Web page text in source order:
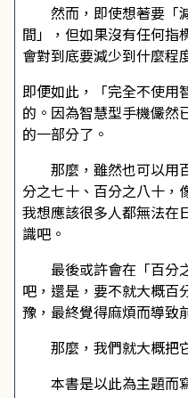
然而，即使想著要「
間」，但如果沒有任何指
會對到底要減少到什麼程
即便如此，「完全不使用
的。因為智慧型手機儼然
的一部分了。
那麼，雖然也可以用
分之七十、百分之八十，
我想應該很多人都無法在
識吧。
最後或許會在「百分
吧，還是，要不就大概
豫，最終覺得麻煩而導致
那麼，我們就大概把
本書是以此為主題而